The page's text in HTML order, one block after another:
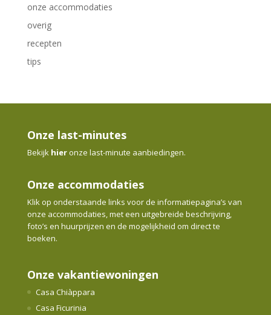
onze accommodaties
overig
recepten
tips
Onze last-minutes
Bekijk hieronze last-minute aanbiedingen.
Onze accommodaties
Klik op onderstaande links voor de informatiepagina’s van
onze accommodaties, met een uitgebreide beschrijving,
foto’s en huurprijzen en de mogelijkheid om direct te
boeken.
Onze vakantiewoningen
Casa Chiàppara
Casa Ficurinia